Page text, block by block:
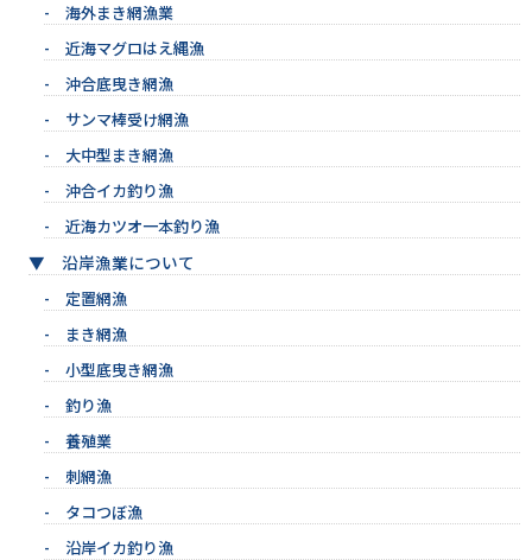
海外まき網漁業
近海マグロはえ縄漁
沖合底曳き網漁
サンマ棒受け網漁
大中型まき網漁
沖合イカ釣り漁
近海カツオ一本釣り漁
沿岸漁業について
定置網漁
まき網漁
小型底曳き網漁
釣り漁
養殖業
刺網漁
タコつぼ漁
沿岸イカ釣り漁